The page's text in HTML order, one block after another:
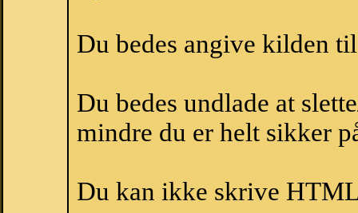
Du bedes angive kilden
Du bedes undlade at
mindre du er helt sikker
Du kan ikke skrive